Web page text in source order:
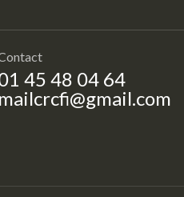
45 48 04 64
mailcrcfi@gmail.com